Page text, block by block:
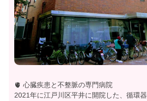
🫀 心臓疾患と不整脈の専門病院
2021年に江戸川区平井に開院した、循環